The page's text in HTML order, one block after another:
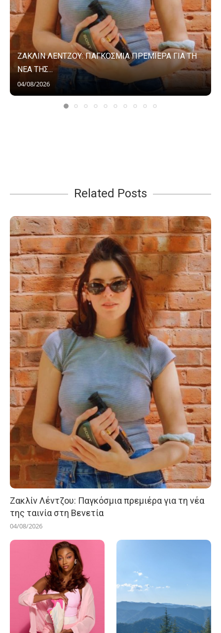
ΖΑΚΛΙΝ ΛΕΝΤΖΟΥ: ΠΑΓΚΟΣΜΙΑ ΠΡΕΜΙΕΡΑ ΓΙΑ ΤΗ
ΝΕΑ ΤΗΣ...
04/08/2026
Related Posts
Ζακλίν Λέντζου: Παγκόσμια πρεμιέρα για τη νέα
της ταινία στη Βενετία
04/08/2026